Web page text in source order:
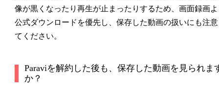
像が黒くなったり再生が止まったりするため、画面録画
公式ダウンロードを優先し、保存した動画の扱いにも注
てください。
Paraviを解約した後も、保存した動画を見られま
か？